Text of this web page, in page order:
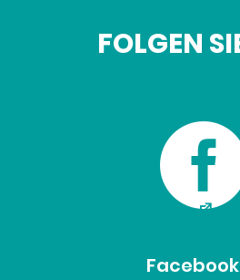
FOLGEN
Facebook